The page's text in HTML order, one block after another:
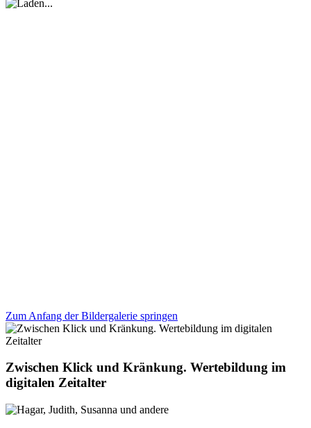
Zum Anfang der Bildergalerie springen
Zwischen Klick und Kränkung. Wertebildung im
digitalen Zeitalter